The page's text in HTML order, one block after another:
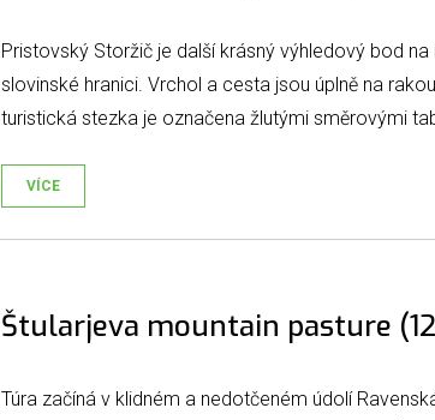
Pristovský Storžič je další krásný výhledový bod
slovinské hranici. Vrchol a cesta jsou úplně na
turistická stezka je označena žlutými směrovými
VÍCE
Štularjeva mountain pasture
Túra začíná v klidném a nedotčeném údolí